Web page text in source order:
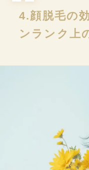
4.顔脱毛の
ンランク上